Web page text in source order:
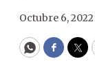
Octubre 6, 2022
WhatsApp